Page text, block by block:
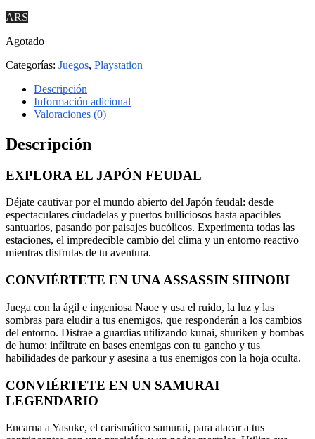
ARS
Agotado
Categorías: Juegos, Playstation
Descripción
Información adicional
Valoraciones (0)
Descripción
EXPLORA EL JAPÓN FEUDAL
Déjate cautivar por el mundo abierto del Japón feudal: desde
espectaculares ciudadelas y puertos bulliciosos hasta apacibles
santuarios, pasando por paisajes bucólicos. Experimenta todas las
estaciones, el impredecible cambio del clima y un entorno reactivo
mientras disfrutas de tu aventura.
CONVIÉRTETE EN UNA ASSASSIN SHINOBI
Juega con la ágil e ingeniosa Naoe y usa el ruido, la luz y las
sombras para eludir a tus enemigos, que responderán a los cambios
del entorno. Distrae a guardias utilizando kunai, shuriken y bombas
de humo; infíltrate en bases enemigas con tu gancho y tus
habilidades de parkour y asesina a tus enemigos con la hoja oculta.
CONVIÉRTETE EN UN SAMURAI
LEGENDARIO
Encarna a Yasuke, el carismático samurai, para atacar a tus